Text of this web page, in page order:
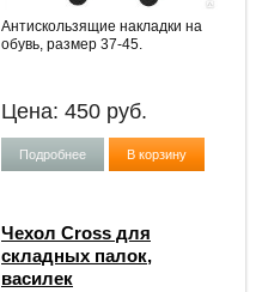
Антискользящие накладки на
обувь, размер 37-45.
Цена: 450 руб.
Подробнее В корзину
Чехол Cross для
складных палок,
василек